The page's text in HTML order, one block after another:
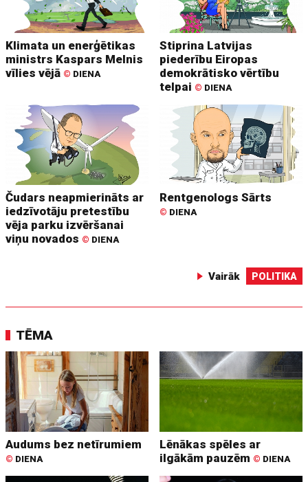
Klimata un enerģētikas
ministrs Kaspars Melnis
vīlies vējā © DIENA
Stiprina Latvijas
piederību Eiropas
demokrātisko vērtību
telpai © DIENA
Čudars neapmierināts ar
iedzīvotāju pretestību
vēja parku izvēršanai
viņu novados © DIENA
Rentgenologs Sārts
© DIENA
Vairāk POLITIKA
TĒMA
Audums bez netīrumiem
© DIENA
Lēnākas spēles ar
ilgākām pauzēm © DIENA